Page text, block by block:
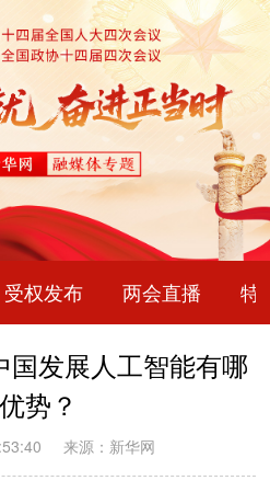
受权发布 两会直播 特
国发展人工智能有哪
势？
来源：新华网